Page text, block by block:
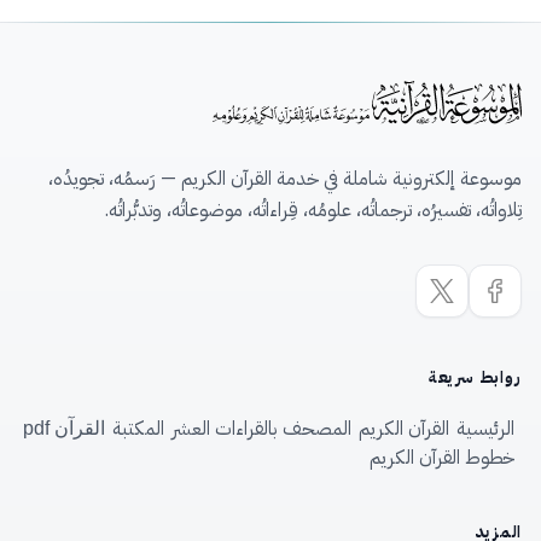
موسوعة إلكترونية شاملة في خدمة القرآن الكريم — رَسمُه، تجويدُه،
تِلاواتُه، تفسيرُه، ترجماتُه، علومُه، قِراءاتُه، موضوعاتُه، وتدبُّراتُه.
روابط سريعة
الرئيسية القرآن الكريم المصحف بالقراءات العشر المكتبة القرآن pdf
خطوط القرآن الكريم
المزيد